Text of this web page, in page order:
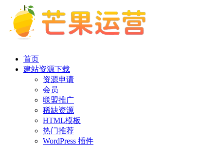
首页
建站资源下载
资源申请
会员
联盟推广
稀缺资源
HTML模板
热门推荐
WordPress 插件